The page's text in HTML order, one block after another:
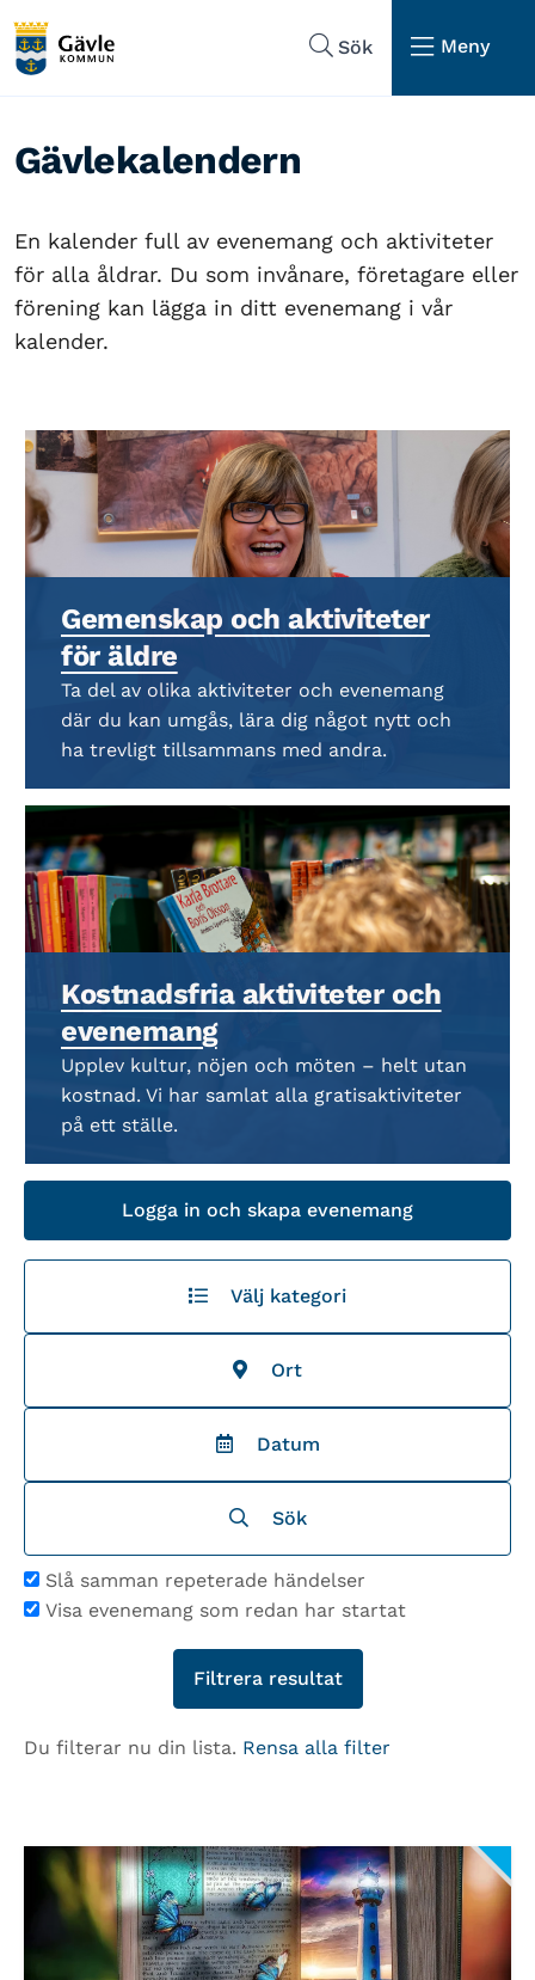
Sök
Meny
Gävlekalendern
En kalender full av evenemang och aktiviteter
för alla åldrar. Du som invånare, företagare eller
förening kan lägga in ditt evenemang i vår
kalender.
Gemenskap och aktiviteter
för äldre
Ta del av olika aktiviteter och evenemang
där du kan umgås, lära dig något nytt och
ha trevligt tillsammans med andra.
Kostnadsfria aktiviteter och
evenemang
Upplev kultur, nöjen och möten – helt utan
kostnad. Vi har samlat alla gratisaktiviteter
på ett ställe.
Logga in och skapa evenemang
Välj kategori
Ort
Datum
Sök
Slå samman repeterade händelser
Visa evenemang som redan har startat
Du filterar nu din lista. Rensa alla filter